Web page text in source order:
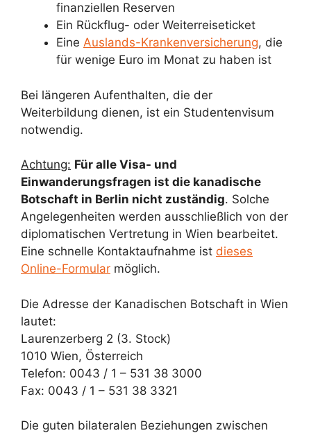
finanziellen Reserven
Ein Rückflug- oder Weiterreiseticket
Eine Auslands-Krankenversicherung, die
für wenige Euro im Monat zu haben ist
Bei längeren Aufenthalten, die der
Weiterbildung dienen, ist ein Studentenvisum
notwendig.
Achtung: Für alle Visa- und
Einwanderungsfragen ist die kanadische
Botschaft in Berlin nicht zuständig. Solche
Angelegenheiten werden ausschließlich von der
diplomatischen Vertretung in Wien bearbeitet.
Eine schnelle Kontaktaufnahme ist dieses
Online-Formular möglich.
Die Adresse der Kanadischen Botschaft in Wien
lautet:
Laurenzerberg 2 (3. Stock)
1010 Wien, Österreich
Telefon: 0043 / 1 – 531 38 3000
Fax: 0043 / 1 – 531 38 3321
Die guten bilateralen Beziehungen zwischen